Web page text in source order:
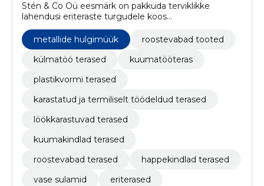
Stén & Co Oü eesmärk on pakkuda terviklikke
lahendusi eriteraste turgudele koos
termilisetöötlemise ja lõikamis teenusega.
metallide hulgimüük
roostevabad tooted
külmatöö terased
kuumatööteras
plastikvormi terased
karastatud ja termiliselt töödeldud terased
löökkarastuvad terased
kuumakindlad terased
roostevabad terased
happekindlad terased
vase sulamid
eriterased